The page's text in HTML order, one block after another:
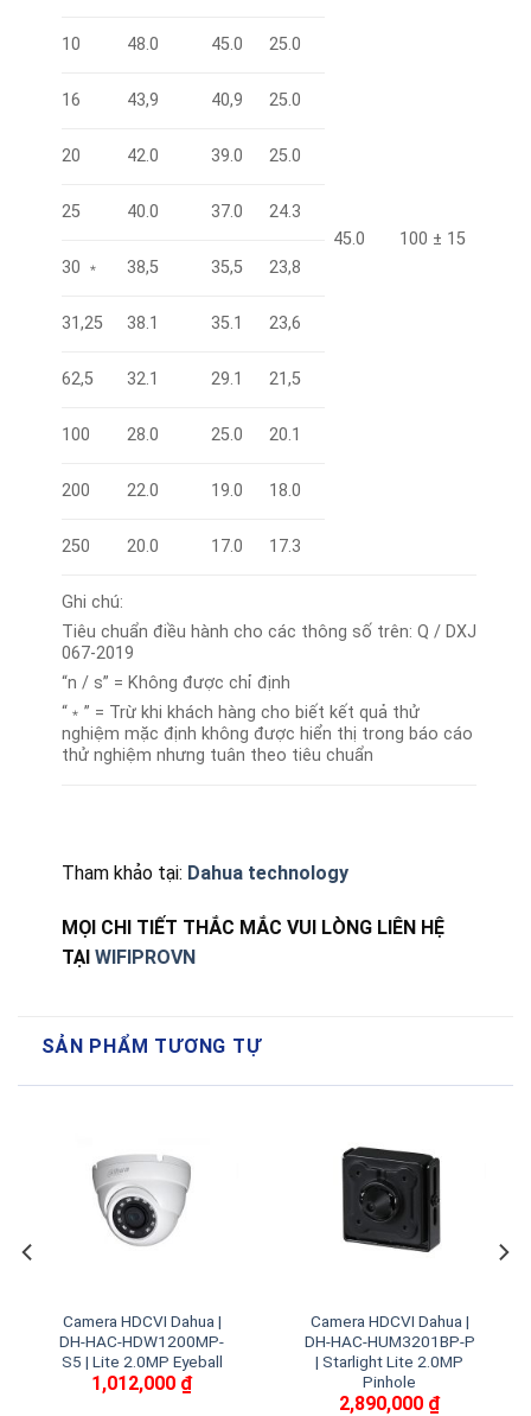
45.0 100 ± 15
10 48.0 45.0 25.0
16 43,9 40,9 25.0
20 42.0 39.0 25.0
25 40.0 37.0 24.3
30 ﹡ 38,5 35,5 23,8
31,25 38.1 35.1 23,6
62,5 32.1 29.1 21,5
100 28.0 25.0 20.1
200 22.0 19.0 18.0
250 20.0 17.0 17.3
Ghi chú:
Tiêu chuẩn điều hành cho các thông số trên: Q / DXJ
067-2019
“n / s” = Không được chỉ định
“﹡” = Trừ khi khách hàng cho biết kết quả thử
nghiệm mặc định không được hiển thị trong báo cáo
thử nghiệm nhưng tuân theo tiêu chuẩn
Tham khảo tại: Dahua technology
MỌI CHI TIẾT THẮC MẮC VUI LÒNG LIÊN HỆ
TẠI WIFIPROVN
SẢN PHẨM TƯƠNG TỰ
Camera HDCVI Dahua |
DH-HAC-HDW1200MP-
S5 | Lite 2.0MP Eyeball
1,012,000 ₫
Camera HDCVI Dahua |
DH-HAC-HUM3201BP-P
| Starlight Lite 2.0MP
Pinhole
2,890,000 ₫